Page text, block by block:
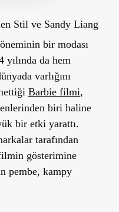
Stil ve Sandy Liang
bir modası
yılında da hem
varlığını
Barbiefilmi,
biri haline
bir etki yarattı.
tarafından
gösterimine
pembe, kampy